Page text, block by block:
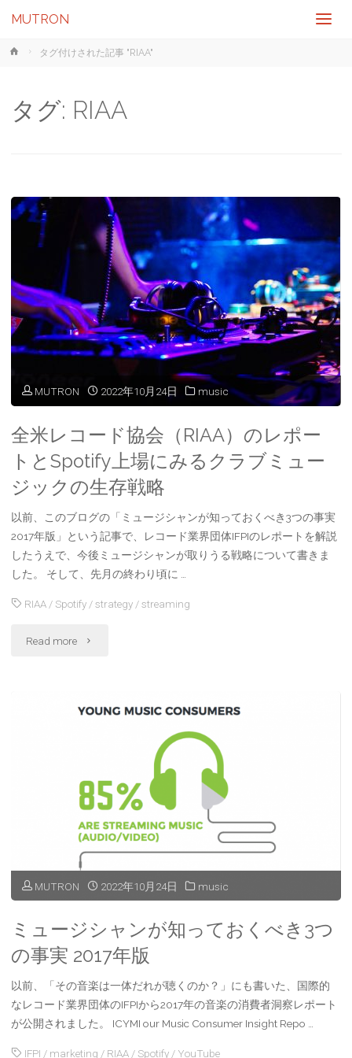
MUTRON
ホ
タグ付けされた記事 "RIAA"
タグ: RIAA
MUTRON 2022年10月24日 music
全米レコード協会（RIAA）のレポー
トとSpotify上場にみるクラブミュー
ジックの生存戦略
以前、このブログの「ミュージシャンが知っておくべき3つの事実
2017年版」という記事で、レコード業界団体IFPIのレポートを解説
したうえで、今後ミュージシャンが取りうる戦略について書きま
した。 そして、先月の終わり頃に …
RIAA/ Spotify/strategy/streaming
Read more "全
ド
協
会
（RIAA）
の
レ
ポ
ー
ト
MUTRON 2022年10月24日 music
ミュージシャンが知っておくべき3つ
の事実 2017年版
以前、「その音楽は一体だれが聴くのか？」にも書いた、国際的
なレコード業界団体のIFPIから2017年の音楽の消費者洞察レポート
が公開されました。 ICYMI our Music Consumer Insight Repo …
IFPI / marketing / RIAA/ Spotify/ YouTube